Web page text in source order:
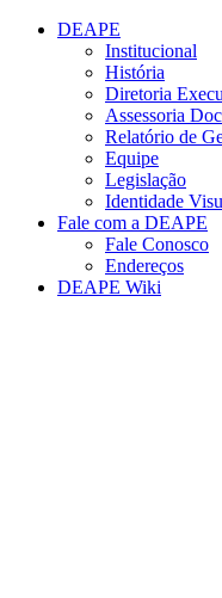
Conteúdo principal
DEAPE
Institucional
História
Diretoria
Assessoria
Relatório de
Equipe
Legislação
Identidade
Fale com a DEAPE
Fale Conosco
Endereços
DEAPE Wiki